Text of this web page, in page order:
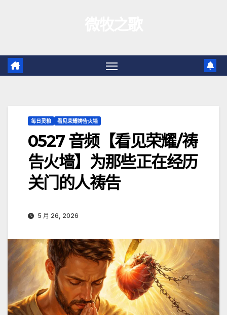
容
每日灵粮 看见荣耀祷告火墙
0527 音频【看见荣耀/祷
告火墙】为那些正在经历
关门的人祷告
5 月 26, 2026